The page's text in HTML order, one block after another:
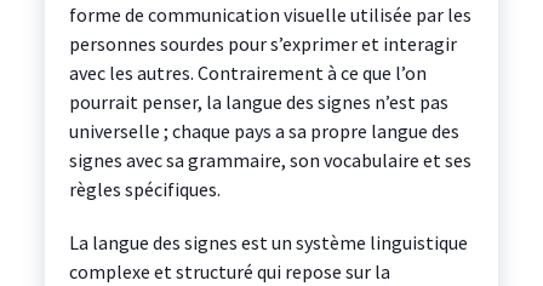
forme de communication visuelle utilisée par les
personnes sourdes pour s’exprimer et interagir
avec les autres. Contrairement à ce que l’on
pourrait penser, la langue des signes n’est pas
universelle ; chaque pays a sa propre langue des
signes avec sa grammaire, son vocabulaire et ses
règles spécifiques.
La langue des signes est un système linguistique
complexe et structuré qui repose sur la